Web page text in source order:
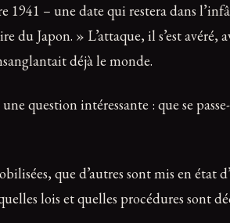
– une date qui restera dans
Japon. » L’attaque, il s’est avéré,
déjà le monde.
question intéressante : que se
que d’autres sont mis en état
lois et quelles procédures sont